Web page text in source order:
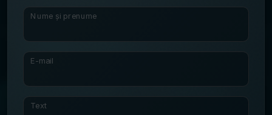
Nume și prenume
E-mail
Text